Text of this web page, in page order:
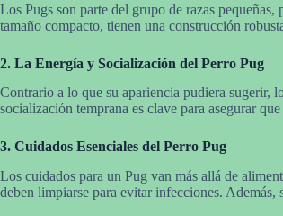
Los Pugs son parte del grupo de razas
tamaño compacto, tienen una construcción
2. La Energía y Socialización del Perro Pug
Contrario a lo que su apariencia pudiera sugerir,
socialización temprana es clave para asegurar
3. Cuidados Esenciales del Perro Pug
Los cuidados para un Pug van más allá de
deben limpiarse para evitar infecciones. Además,